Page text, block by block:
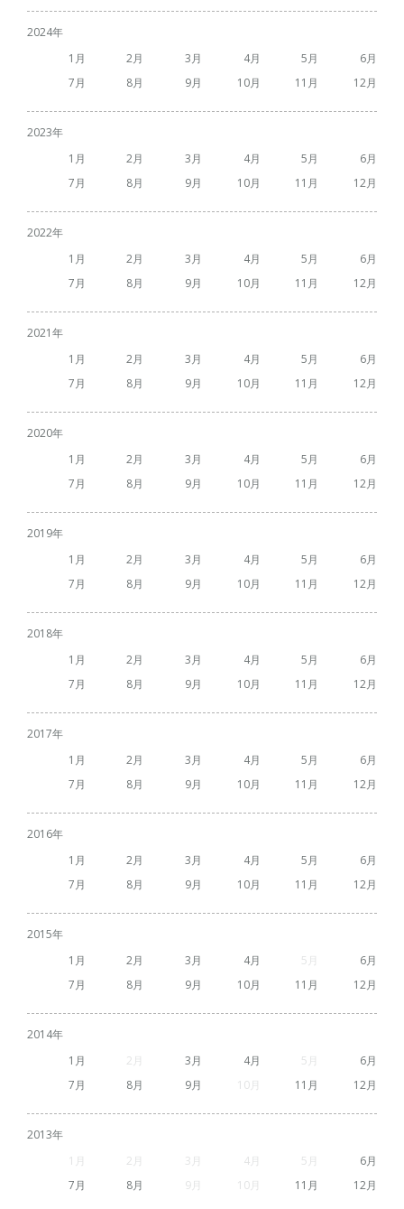
2024
1
2 3 4 5
6
7
8 9 10 11 12
2023
1
2 3 4 5
6
7
8 9 10 11 12
2022
1
2 3 4 5
6
7
8 9 10 11 12
2021
1
2 3 4 5
6
7
8 9 10 11 12
2020
1
2 3 4 5
6
7
8 9 10 11 12
2019
1
2 3 4 5
6
7
8 9 10 11 12
2018
1
2 3 4 5
6
7
8 9 10 11 12
2017
1
2 3 4 5
6
7
8 9 10 11 12
2016
1
2 3 4 5
6
7
8 9 10 11 12
2015
1
2 3 4 5
6
7
8 9 10 11 12
2014
1
2 3 4 5
6
7
8 9 10 11 12
2013
1
2 3 4 5
6
7
8 9 10 11 12